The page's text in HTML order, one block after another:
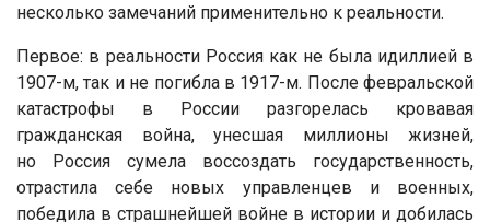
несколько замечаний применительно к реальности.
Первое: в реальности Россия как не была идиллией в
1907-м, так и не погибла в 1917-м. После февральской
катастрофы в России разгорелась кровавая
гражданская война, унесшая миллионы жизней,
но Россия сумела воссоздать государственность,
отрастила себе новых управленцев и военных,
победила в страшнейшей войне в истории и добилась